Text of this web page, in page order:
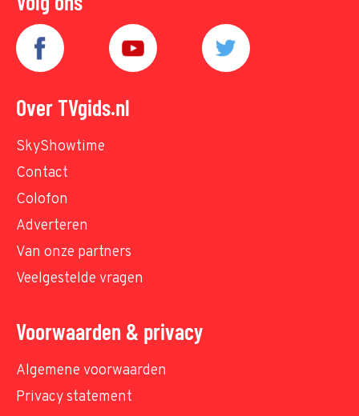
Over TVgids.nl
SkyShowtime
Contact
Colofon
Adverteren
Van onze partners
Veelgestelde vragen
Voorwaarden & privacy
Algemene voorwaarden
Privacy statement